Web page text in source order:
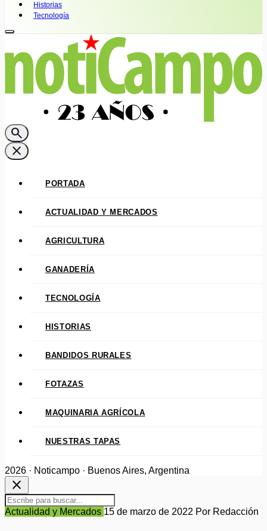
Historias
Tecnología
search
close
PORTADA
ACTUALIDAD Y MERCADOS
AGRICULTURA
GANADERÍA
TECNOLOGÍA
HISTORIAS
BANDIDOS RURALES
FOTAZAS
MAQUINARIA AGRÍCOLA
NUESTRAS TAPAS
2026 · Noticampo · Buenos Aires, Argentina
close
Actualidad y Mercados 15 de marzo de 2022 Por Redacción